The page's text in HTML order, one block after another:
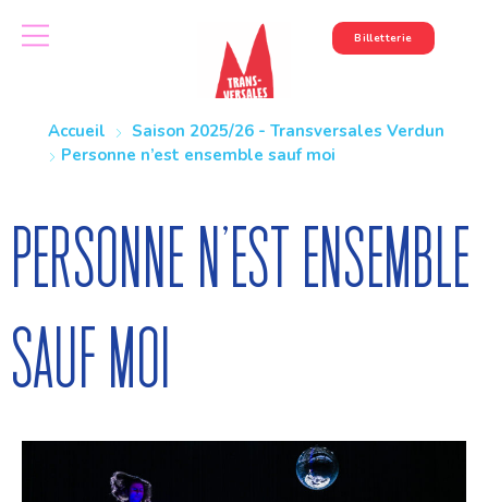
Billetterie
Accueil
Saison 2025/26 - Transversales Verdun
Personne n’est ensemble sauf moi
Personne n’est ensemble
sauf moi